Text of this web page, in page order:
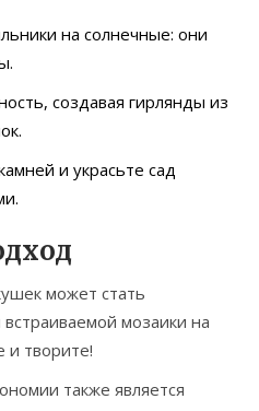
на солнечные: они
создавая гирлянды из
и украсьте сад
может стать
мозаики на
и творите!
также является